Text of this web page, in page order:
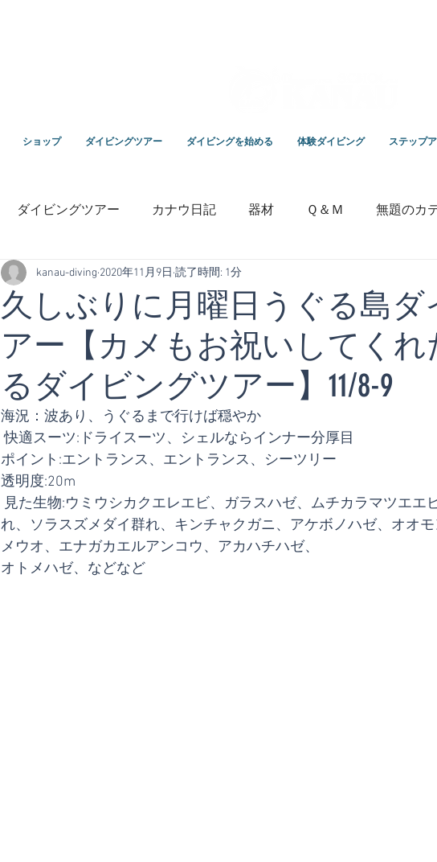
ショップ ダイビングツアー ダイビングを始める 体験ダイビング ステップ
ダイビングツアー カナウ日記 器材 Ｑ＆Ｍ 無題のカ
鵜来島ダイビング いっちゃんの毎日ブログ
久しぶりに月曜日うぐる島ダ
アー【カメもお祝いしてくれ
るダイビングツアー】11/8-9
kanau-diving 2020年11月9日 読了時間: 1分
海況：波あり、うぐるまで行けば穏やか
快適スーツ:ドライスーツ、シェルならインナー分厚目
ポイント:エントランス、エントランス、シーツリー
透明度:20m
れ、ソラスズメダイ群れ、キンチャクガニ、アケボノハゼ、オオ
メウオ、エナガカエルアンコウ、アカハチハゼ、
オトメハゼ、などなど